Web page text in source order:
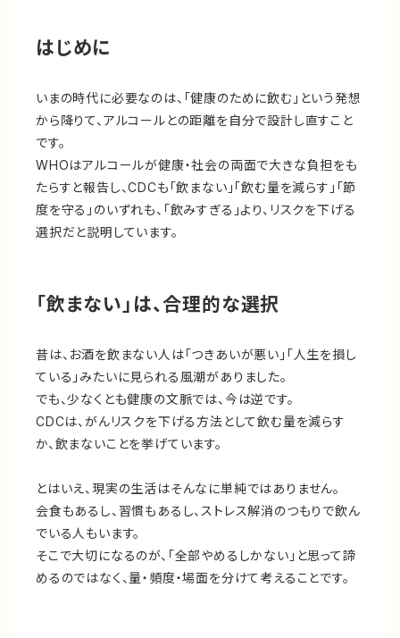
はじめに
いまの時代に必要なのは、「健康のために飲む」という発想
から降りて、アルコールとの距離を自分で設計し直すこと
です。
WHOはアルコールが健康・社会の両面で大きな負担をも
たらすと報告し、CDCも「飲まない」「飲む量を減らす」「節
度を守る」のいずれも、「飲みすぎる」より、リスクを下げる
選択だと説明しています。
「飲まない」は、合理的な選択
昔は、お酒を飲まない人は「つきあいが悪い」「人生を損し
ている」みたいに見られる風潮がありました。
でも、少なくとも健康の文脈では、今は逆です。
CDCは、がんリスクを下げる方法として飲む量を減らす
か、飲まないことを挙げています。
とはいえ、現実の生活はそんなに単純ではありません。
会食もあるし、習慣もあるし、ストレス解消のつもりで飲ん
でいる人もいます。
そこで大切になるのが、「全部やめるしかない」と思って諦
めるのではなく、量・頻度・場面を分けて考えることです。